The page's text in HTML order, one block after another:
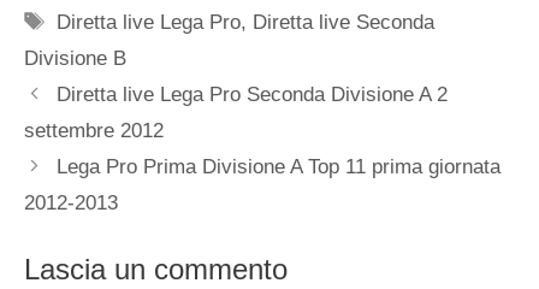
Tag
Diretta live Lega Pro, Diretta live Seconda
Divisione B
Diretta live Lega Pro Seconda Divisione A 2
settembre 2012
Lega Pro Prima Divisione A Top 11 prima giornata
2012-2013
Lascia un commento